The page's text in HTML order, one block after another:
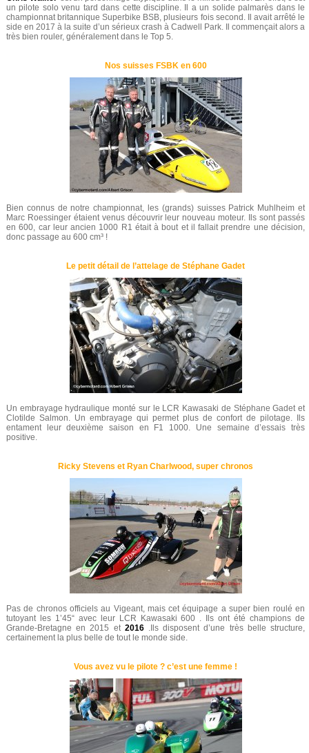
un pilote solo venu tard dans cette discipline. Il a un solide palmarès dans le
championnat britannique Superbike BSB, plusieurs fois second. Il avait arrêté le
side en 2017 à la suite d’un sérieux crash à Cadwell Park. Il commençait alors a
très bien rouler, généralement dans le Top 5.
Nos suisses FSBK en 600
Bien connus de notre championnat, les (grands) suisses Patrick Muhlheim et
Marc Roessinger étaient venus découvrir leur nouveau moteur. Ils sont passés
en 600, car leur ancien 1000 R1 était à bout et il fallait prendre une décision,
donc passage au 600 cm³ !
Le petit détail de l’attelage de Stéphane Gadet
Un embrayage hydraulique monté sur le LCR Kawasaki de Stéphane Gadet et
Clotilde Salmon. Un embrayage qui permet plus de confort de pilotage. Ils
entament leur deuxième saison en F1 1000. Une semaine d’essais très
positive.
Ricky Stevens et Ryan Charlwood, super chronos
Pas de chronos officiels au Vigeant, mais cet équipage a super bien roulé en
tutoyant les 1’45“ avec leur LCR Kawasaki 600 . Ils ont été champions de
Grande-Bretagne en 2015 et 2016.Ils disposent d’une très belle structure,
certainement la plus belle de tout le monde side.
Vous avez vu le pilote ? c’est une femme !